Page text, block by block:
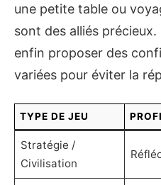
une petite table ou
sont des alliés
enfin proposer des
variées pour éviter la
TYPE DE JEU
Stratégie /
Civilisation